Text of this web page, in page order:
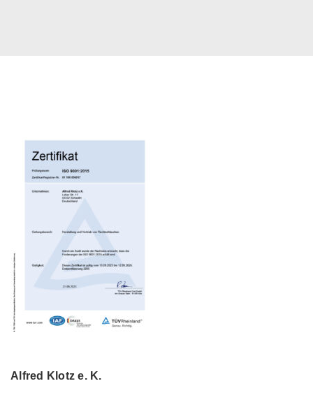
Alfred Klotz e. K.